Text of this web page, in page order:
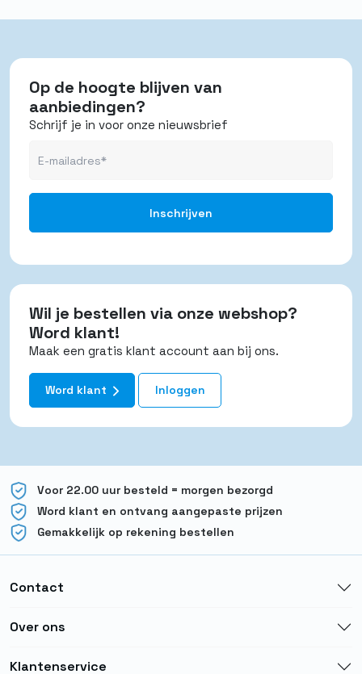
Op de hoogte blijven van
aanbiedingen?
Schrijf je in voor onze nieuwsbrief
Wil je bestellen via onze webshop?
Word klant!
Maak een gratis klant account aan bij ons.
Word klant Inloggen
Voor 22.00 uur besteld = morgen bezorgd
Word klant en ontvang aangepaste prijzen
Gemakkelijk op rekening bestellen
Contact
Over ons
Klantenservice